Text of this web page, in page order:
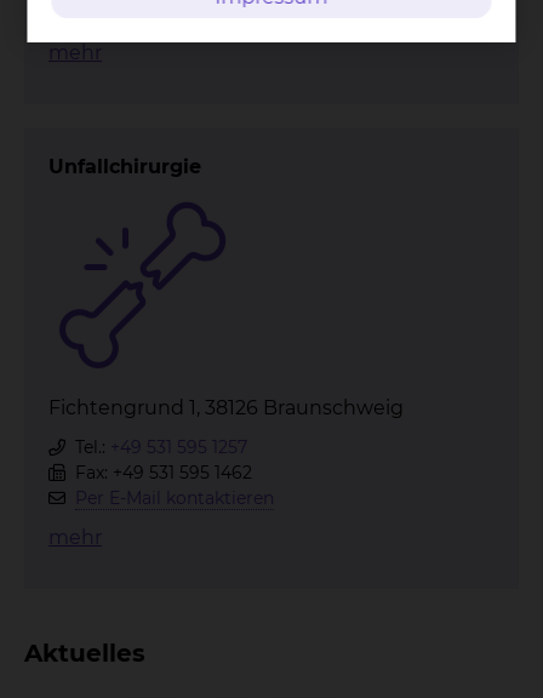
Per E-Mail kontaktieren
mehr
Unfallchirurgie
Fichtengrund 1, 38126 Braunschweig
Tel.: +49 531 595 1257
Fax: +49 531 595 1462
Per E-Mail kontaktieren
mehr
Aktuelles